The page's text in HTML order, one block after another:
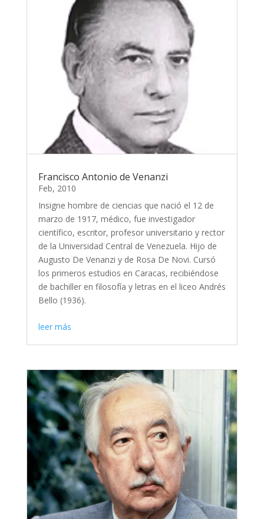
Francisco Antonio de Venanzi
Feb, 2010
Insigne hombre de ciencias que nació el 12 de
marzo de 1917, médico, fue investigador
científico, escritor, profesor universitario y rector
de la Universidad Central de Venezuela. Hijo de
Augusto De Venanzi y de Rosa De Novi. Cursó
los primeros estudios en Caracas, recibiéndose
de bachiller en filosofía y letras en el liceo Andrés
Bello (1936).
leer más